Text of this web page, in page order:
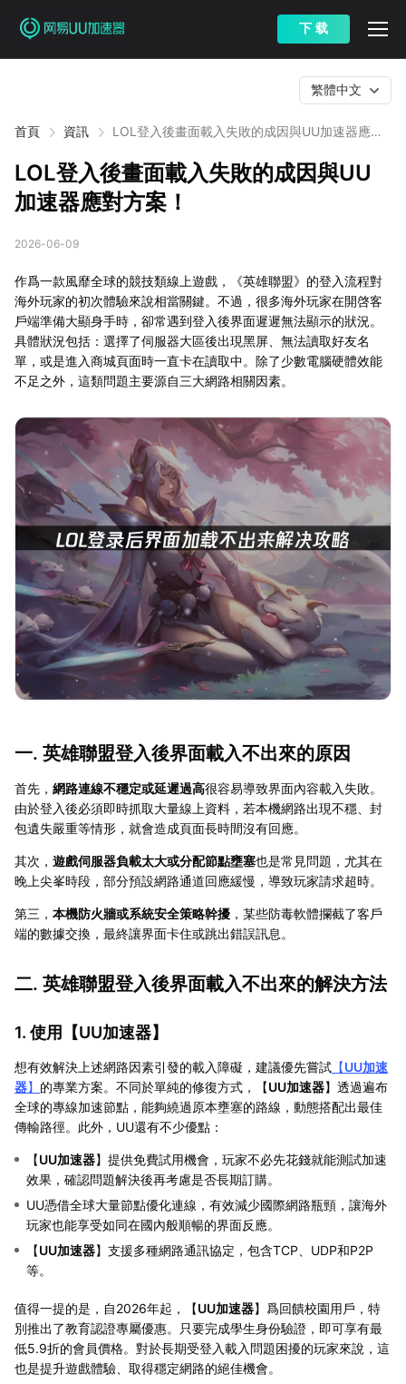
下 载
首頁 資訊
LOL登入後畫面載入失敗的成因與UU加速器應對
繁體中文
LOL登入後畫面載入失敗的成因與UU
加速器應對方案！
2026-06-09
作爲一款風靡全球的競技類線上遊戲，《英雄聯盟》的登入流程對
海外玩家的初次體驗來說相當關鍵。不過，很多海外玩家在開啓客
戶端準備大顯身手時，卻常遇到登入後界面遲遲無法顯示的狀況。
具體狀況包括：選擇了伺服器大區後出現黑屏、無法讀取好友名
單，或是進入商城頁面時一直卡在讀取中。除了少數電腦硬體效能
不足之外，這類問題主要源自三大網路相關因素。
一. 英雄聯盟登入後界面載入不出來的原因
首先， 網路連線不穩定或延遲過高很容易導致界面內容載入失敗。
由於登入後必須即時抓取大量線上資料，若本機網路出現不穩、封
包遺失嚴重等情形，就會造成頁面長時間沒有回應。
其次， 遊戲伺服器負載太大或分配節點壅塞也是常見問題，尤其在
晚上尖峯時段，部分預設網路通道回應緩慢，導致玩家請求超時。
第三， 本機防火牆或系統安全策略幹擾 ，某些防毒軟體攔截了客戶
端的數據交換，最終讓界面卡住或跳出錯誤訊息。
二. 英雄聯盟登入後界面載入不出來的解決方法
1. 使用【UU加速器】
想有效解決上述網路因素引發的載入障礙，建議優先嘗試 【UU加速
器】 的專業方案。不同於單純的修復方式，【UU加速器】透過遍布
全球的專線加速節點，能夠繞過原本壅塞的路線，動態搭配出最佳
傳輸路徑。此外，UU還有不少優點：
【UU加速器】提供免費試用機會，玩家不必先花錢就能測試加速
效果，確認問題解決後再考慮是否長期訂購。
UU憑借全球大量節點優化連線，有效減少國際網路瓶頸，讓海外
玩家也能享受如同在國內般順暢的界面反應。
【UU加速器】支援多種網路通訊協定，包含TCP、UDP和P2P
等。
值得一提的是，自2026年起，【UU加速器】爲回饋校園用戶，特
別推出了教育認證專屬優惠。只要完成學生身份驗證，即可享有最
低5.9折的會員價格。對於長期受登入載入問題困擾的玩家來說，這
也是提升遊戲體驗、取得穩定網路的絕佳機會。